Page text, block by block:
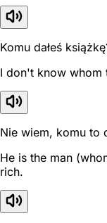
Komu dałeś
I don't know whom
Nie wiem, komu to
He is the man
rich.